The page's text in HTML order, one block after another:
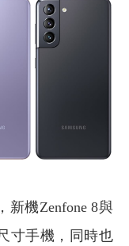
機Zenfone 8與
寸手機，同時也